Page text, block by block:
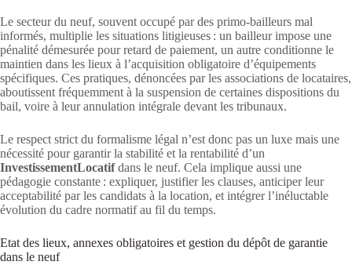
Le secteur du neuf, souvent occupé par des primo-bailleurs mal
informés, multiplie les situations litigieuses : un bailleur impose une
pénalité démesurée pour retard de paiement, un autre conditionne le
maintien dans les lieux à l’acquisition obligatoire d’équipements
spécifiques. Ces pratiques, dénoncées par les associations de locataires,
aboutissent fréquemment à la suspension de certaines dispositions du
bail, voire à leur annulation intégrale devant les tribunaux.
Le respect strict du formalisme légal n’est donc pas un luxe mais une
nécessité pour garantir la stabilité et la rentabilité d’un
InvestissementLocatifdans le neuf. Cela implique aussi une
pédagogie constante : expliquer, justifier les clauses, anticiper leur
acceptabilité par les candidats à la location, et intégrer l’inéluctable
évolution du cadre normatif au fil du temps.
Etat des lieux, annexes obligatoires et gestion du dépôt de garantie
dans le neuf